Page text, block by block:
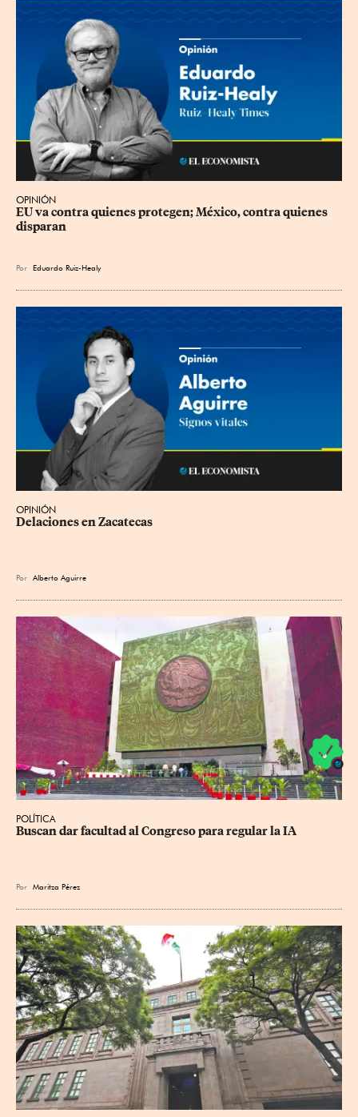
OPINIÓN
EU va contra quienes protegen; México, contra quienes
disparan
Por Eduardo Ruiz-Healy
OPINIÓN
Delaciones en Zacatecas
Por Alberto Aguirre
POLÍTICA
Buscan dar facultad al Congreso para regular la IA
Por Maritza Pérez